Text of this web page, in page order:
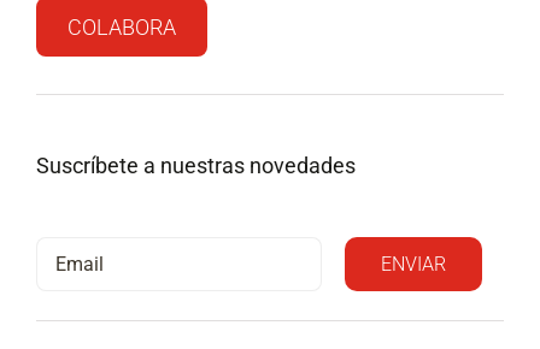
COLABORA
Suscríbete a nuestras novedades